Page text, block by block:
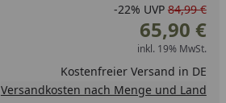
-22% UVP 84,99 €
65,90 €
inkl. 19% MwSt.
Kostenfreier Versand in DE
Versandkosten nach Menge und Land